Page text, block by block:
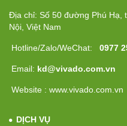
Địa chỉ: Số 50 đường Phú Hạ,
Nội, Việt Nam
Hotline/Zalo/WeChat: 0977
Email: kd@vivado.com.vn
Website : www.vivado.com.vn
DỊCH VỤ